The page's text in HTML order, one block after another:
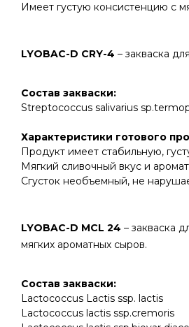
Имеет густую консистенцию с
LYOBAC-D CRY-4 – закваска
Состав закваски:
Streptococcus salivarius
Характеристики готового
Продукт имеет стабильную,
Мягкий сливочный вкус и
Сгусток необъемный, не
LYOBAC-D MCL 24 – закваска
мягких ароматных сыров.
Состав закваски:
Lactococcus Lactis ssp. lactis
Lactococcus lactis ssp.cremoris